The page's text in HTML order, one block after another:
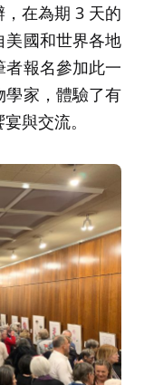
在為期 3 天的
美國和世界各地
者報名參加此一
學家，體驗了有
與交流。